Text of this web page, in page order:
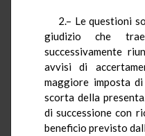
2.– Le questioni
giudizio che
successivamente
avvisi di
maggiore imposta
scorta della
di successione con
beneficio previsto